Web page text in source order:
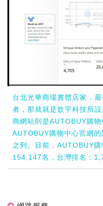
台北光華商場實體店家，
者，那就就是歆宇科技所
商網站則是AUTOBUY購物
AUTOBUY購物中心官網
之列。目前，AUTOBUY
154,147名，台灣排名：